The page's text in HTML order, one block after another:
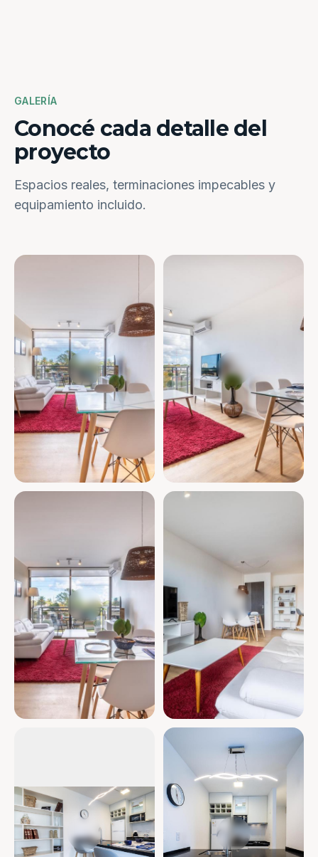
GALERÍA
Conocé cada detalle del
proyecto
Espacios reales, terminaciones impecables y
equipamiento incluido.